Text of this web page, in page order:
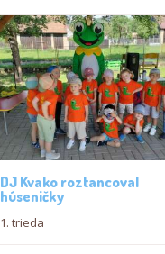
DJ Kvako roztancoval
húseničky
1. trieda